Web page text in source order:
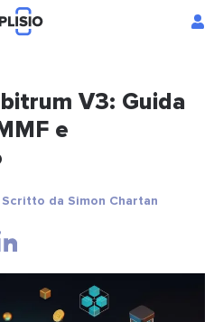
V3: Guida
e
da Simon Chartan